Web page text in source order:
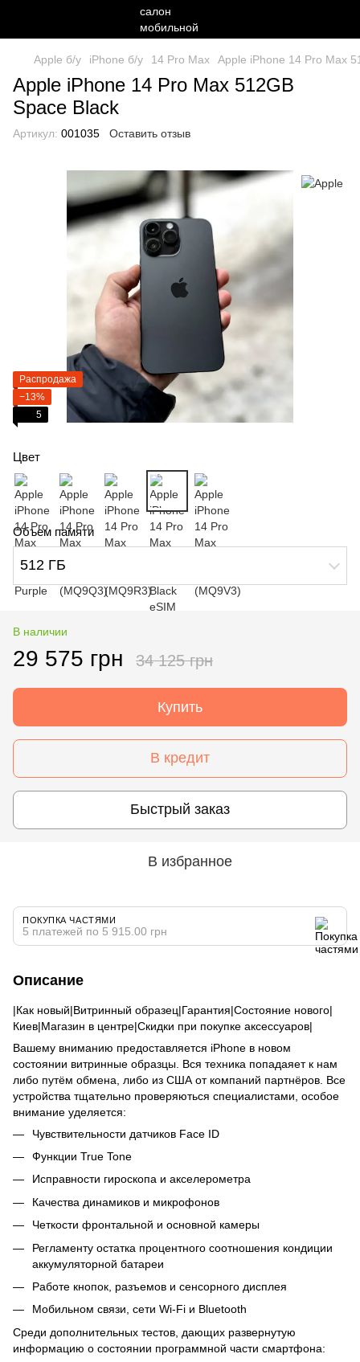
Apple б/у iPhone б/у 14 Pro Max Apple iPhone 14 Pro Max
Apple iPhone 14 Pro Max 512GB
Space Black
Артикул: 001035 Оставить отзыв
Распродажа
−13%
5
Цвет
Объем памяти
512 ГБ
В наличии
29 575 грн 34 125 грн
Купить
В кредит
Быстрый заказ
В избранное
ПОКУПКА ЧАСТЯМИ
5 платежей по 5 915.00 грн
Описание
|Как новый|Витринный образец|Гарантия|Состояние нового|
Киев|Магазин в центре|Скидки при покупке аксессуаров|
Вашему вниманию предоставляется iPhone в новом
состоянии витринные образцы. Вся техника попадаяет к нам
либо путём обмена, либо из США от компаний партнёров. Все
устройства тщательно проверяються специалистами, особое
внимание уделяется:
Чувствительности датчиков Face ID
Функции True Tone
Исправности гироскопа и акселерометра
Качества динамиков и микрофонов
Четкости фронтальной и основной камеры
Регламенту остатка процентного соотношения кондиции
аккумуляторной батареи
Работе кнопок, разъемов и сенсорного дисплея
Мобильном связи, сети Wi-Fi и Bluetooth
Среди дополнительных тестов, дающих развернутую
информацию о состоянии программной части смартфона: